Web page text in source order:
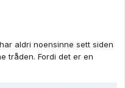
aldri noensinne sett siden
tråden. Fordi det er en